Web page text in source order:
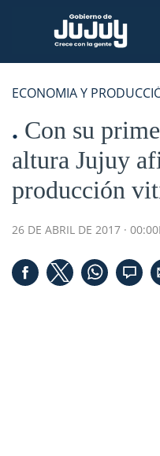
ECONOMIA Y
Con su
altura Jujuy
producción
26 DE ABRIL DE 2017 ·